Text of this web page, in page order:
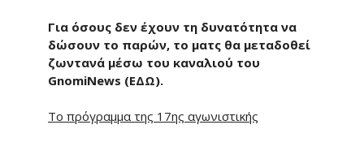
Για όσους δεν έχουν τη δυνατότητα να
δώσουν το παρών, το ματς θα μεταδοθεί
ζωντανά μέσω του καναλιού του
GnomiNews (ΕΔΩ).
Το πρόγραμμα της 17ης αγωνιστικής